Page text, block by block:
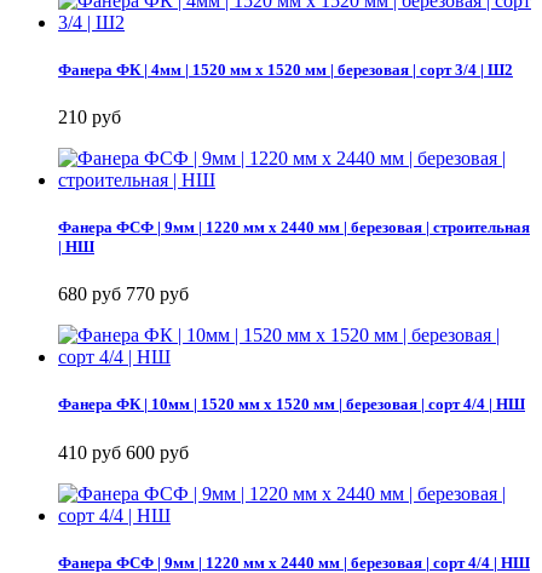
Фанера ФК | 4мм | 1520 мм х 1520 мм | березовая | сорт 3/4 | Ш2
210 руб
Фанера ФСФ | 9мм | 1220 мм х 2440 мм | березовая | строительная
| НШ
680 руб 770 руб
Фанера ФК | 10мм | 1520 мм х 1520 мм | березовая | сорт 4/4 | НШ
410 руб 600 руб
Фанера ФСФ | 9мм | 1220 мм х 2440 мм | березовая | сорт 4/4 | НШ